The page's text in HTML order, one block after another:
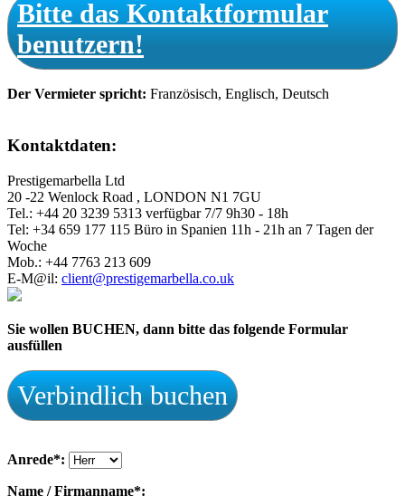
Bitte das Kontaktformular
benutzern!
Der Vermieter spricht: Französisch, Englisch, Deutsch
Kontaktdaten:
Prestigemarbella Ltd
20 -22 Wenlock Road , LONDON N1 7GU
Tel.: +44 20 3239 5313 verfügbar 7/7 9h30 - 18h
Tel: +34 659 177 115 Büro in Spanien 11h - 21h an 7 Tagen der
Woche
Mob.: +44 7763 213 609
E-M@il: client@prestigemarbella.co.uk
Sie wollen BUCHEN, dann bitte das folgende Formular
ausfüllen
Verbindlich buchen
Anrede*:
Name / Firmanname*: